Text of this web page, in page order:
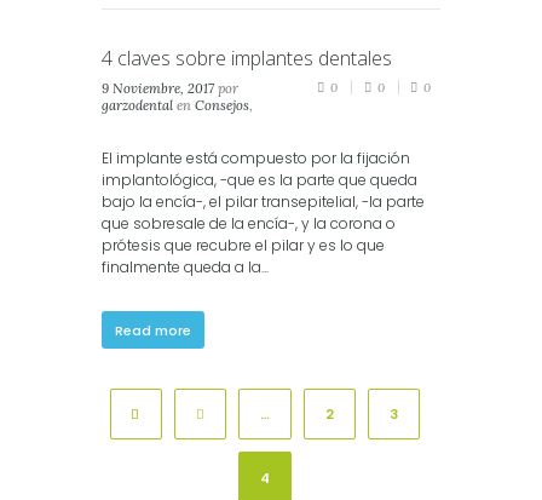
4 claves sobre implantes dentales
9 Noviembre, 2017 por
garzodental en Consejos,
0 0 0
El implante está compuesto por la fijación
implantológica, -que es la parte que queda
bajo la encía-, el pilar transepitelial, -la parte
que sobresale de la encía-, y la corona o
prótesis que recubre el pilar y es lo que
finalmente queda a la...
Read more
… 2 3
4